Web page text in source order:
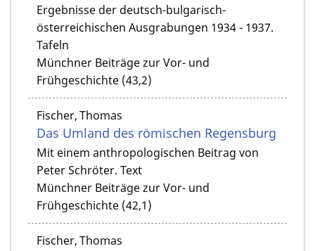
Ergebnisse der deutsch-bulgarisch-
österreichischen Ausgrabungen 1934 - 1937.
Tafeln
Münchner Beiträge zur Vor- und
Frühgeschichte (43,2)
Fischer, Thomas
Das Umland des römischen Regensburg
Mit einem anthropologischen Beitrag von
Peter Schröter. Text
Münchner Beiträge zur Vor- und
Frühgeschichte (42,1)
Fischer, Thomas